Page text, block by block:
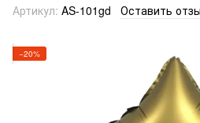
Артикул: AS-101gd Оставить
−20%